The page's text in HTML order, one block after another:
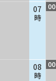
07
時
08
時
00
00